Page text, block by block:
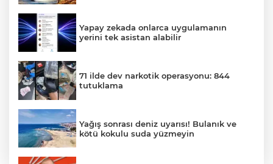
Yapay zekada onlarca uygulamanın
yerini tek asistan alabilir
71 ilde dev narkotik operasyonu: 844
tutuklama
Yağış sonrası deniz uyarısı! Bulanık ve
kötü kokulu suda yüzmeyin